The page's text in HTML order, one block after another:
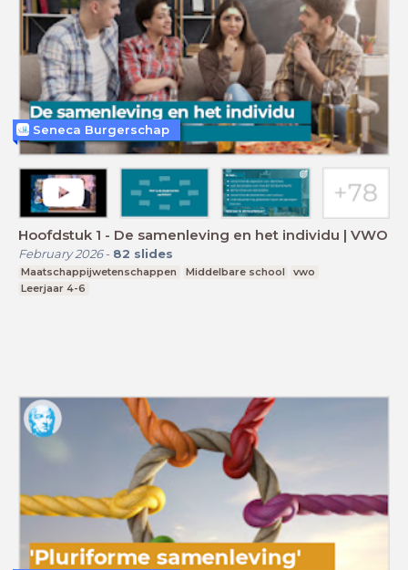
Hoofdstuk 1 - De samenleving en het individu | VWO
February 2026- 82 slides
Maatschappijwetenschappen Middelbare school
vwo
Leerjaar 4-6
Seneca Burgerschap